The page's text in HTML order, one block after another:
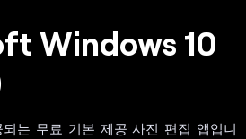
Windows 10
는 무료 기본 제공 사진 편집 앱입니